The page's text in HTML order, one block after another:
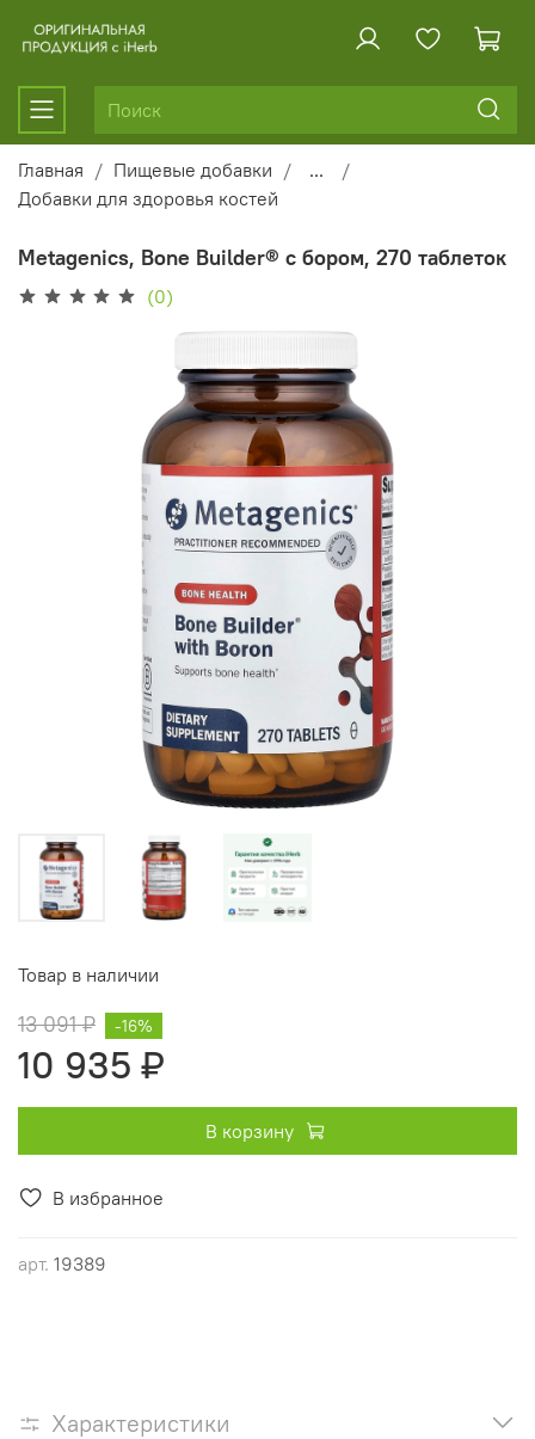
Главная Пищевые добавки
...
Добавки для здоровья костей
Metagenics, Bone Builder® с бором, 270 таблеток
(0)
В избранное
арт. 19389
Товар в наличии
13 091 ₽
10 935 ₽
-16%
В корзину
Характеристики